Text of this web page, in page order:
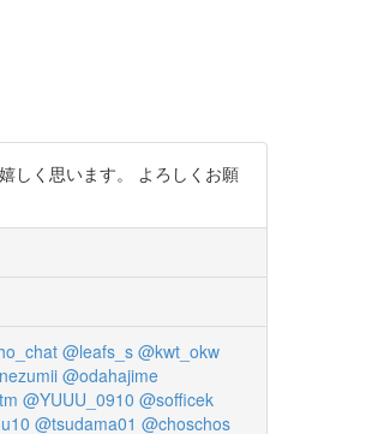
しく思います。 よろしくお願
@leafs_s @kwt_okw
@odahajime
@YUUU_0910 @sofficek
@tsudama01 @choschos